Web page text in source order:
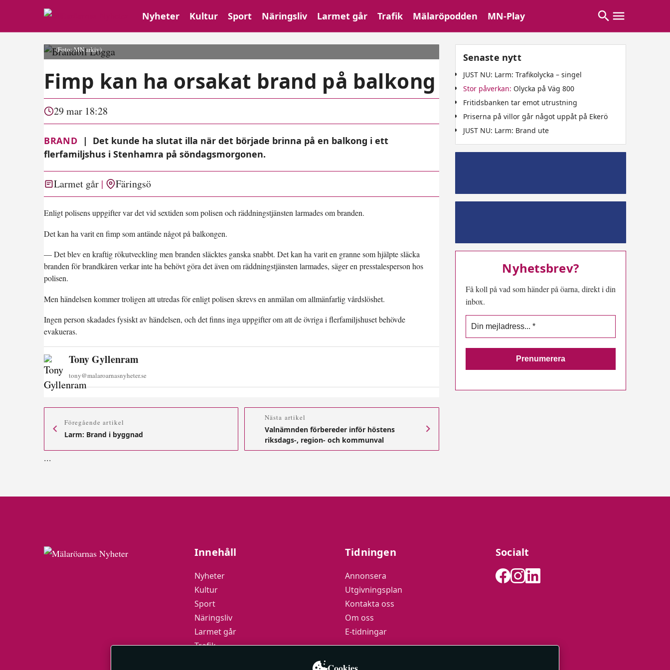
Nyheter Kultur Sport Näringsliv Larmet går Trafik Mälaröpodden MN-Play
(Foto: MN arkiv)
Fimp kan ha orsakat brand på balkong
29 mar 18:28
BRAND |
Det kunde ha slutat illa när det började brinna på en balkong i ett
flerfamiljshus i Stenhamra på söndagsmorgonen.
Larmet går Färingsö
Enligt polisens uppgifter var det vid sextiden som polisen och räddningstjänsten larmades om branden.
Det kan ha varit en fimp som antände något på balkongen.
— Det blev en kraftig rökutveckling men branden släcktes ganska snabbt. Det kan ha varit en granne som hjälpte släcka
branden för brandkåren verkar inte ha behövt göra det även om räddningstjänsten larmades, säger en presstalesperson hos
polisen.
Men händelsen kommer troligen att utredas för enligt polisen skrevs en anmälan om allmänfarlig vårdslöshet.
Ingen person skadades fysiskt av händelsen, och det finns inga uppgifter om att de övriga i flerfamiljshuset behövde
evakueras.
Tony Gyllenram
tony@malaroarnasnyheter.se
Föregående artikel
Larm: Brand i byggnad
Nästa artikel
Valnämnden förbereder inför höstens
riksdags-, region- och kommunval
Senaste nytt
JUST NU: Larm: Trafikolycka – singel
Stor påverkan: Olycka på Väg 800
Fritidsbanken tar emot utrustning
Priserna på villor går något uppåt på Ekerö
JUST NU: Larm: Brand ute
Nyhetsbrev?
Få koll på vad som händer på öarna, direkt i din
inbox.
...
Innehåll
Nyheter
Kultur
Sport
Näringsliv
Larmet går
Trafik
Tidningen
Annonsera
Utgivningsplan
Kontakta oss
Om oss
E-tidningar
Socialt